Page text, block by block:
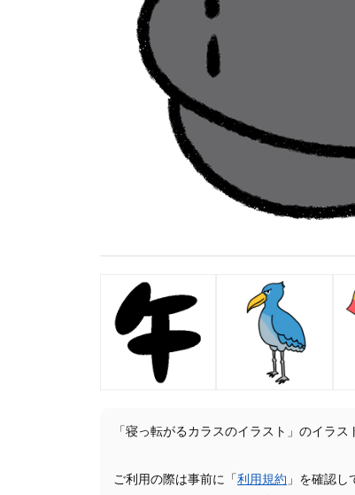
「寝っ転がるカラスのイラスト」のイラ
ご利用の際は事前に「 利用規約 」を確認し